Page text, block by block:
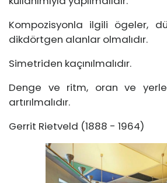
Kompozisyonla ilgili ögeler,
dikdörtgen alanlar olmalıdır.
Simetriden kaçınılmalıdır.
Denge ve ritm, oran ve
artırılmalıdır.
Gerrit Rietveld (1888 - 1964)